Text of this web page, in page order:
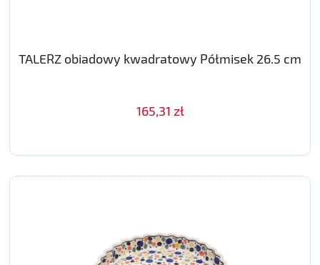
TALERZ obiadowy kwadratowy Półmisek 26.5 cm
165,31 zł